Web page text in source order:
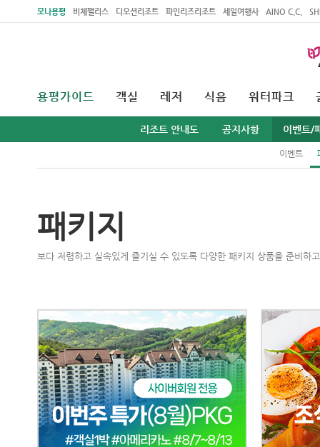
모나용평 비체팰리스 디오션리조트 파인리즈리조트 세일여행사 AINO C.C.
용평가이드
리조트 안내도 공지사항 이벤트/
이벤트
객실 레저 식음 워터파크
패키지
보다 저렴하고 실속있게 즐기실 수 있도록 다양한 패키지 상품을 준비하